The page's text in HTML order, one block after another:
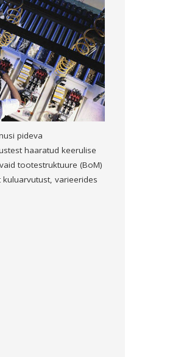
pideva
haaratud keerulise
tootestruktuure (BoM)
varieerides